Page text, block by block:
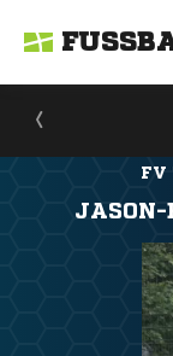
FV
JASON-